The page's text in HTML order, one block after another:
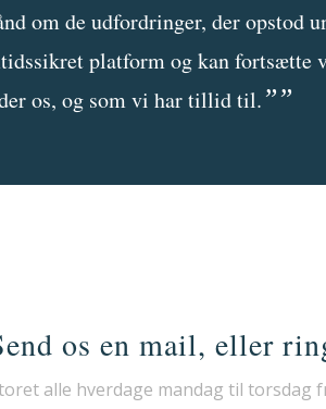
om de udfordringer, der opstod
platform og kan fortsætte
os, og som vi har tillid til.””
os en mail, eller
alle hverdage mandag til torsdag